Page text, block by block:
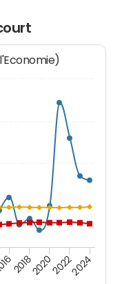
2018202020222024